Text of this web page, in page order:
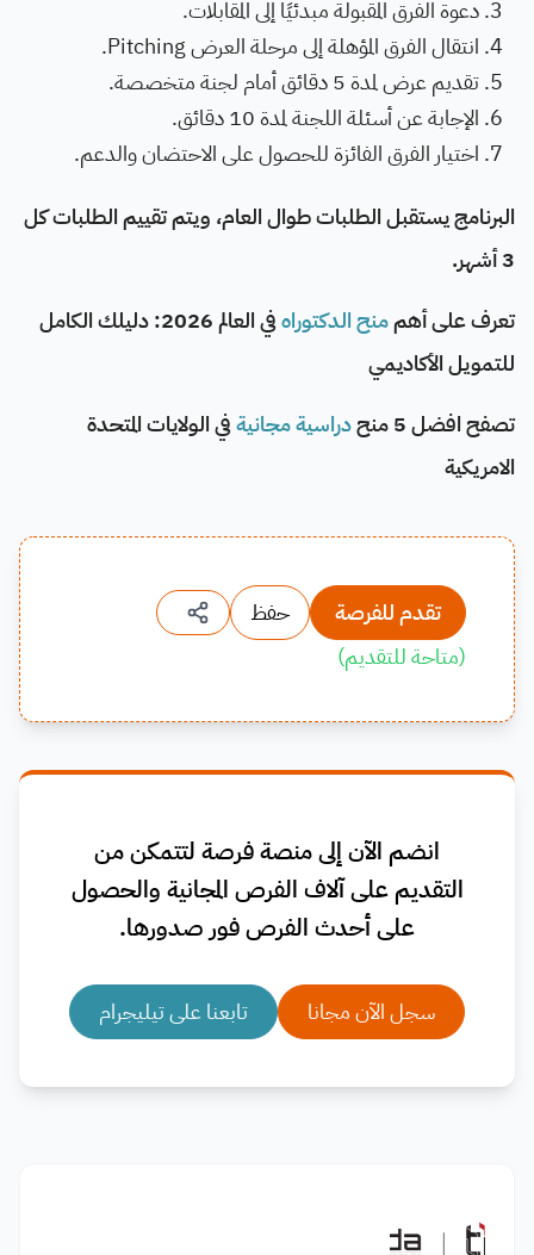
دعوة الفرق المقبولة مبدئيًا إلى المقابلات.
انتقال الفرق المؤهلة إلى مرحلة العرض Pitching.
تقديم عرض لمدة 5 دقائق أمام لجنة متخصصة.
الإجابة عن أسئلة اللجنة لمدة 10 دقائق.
اختيار الفرق الفائزة للحصول على الاحتضان والدعم.
البرنامج يستقبل الطلبات طوال العام، ويتم تقييم الطلبات كل
3 أشهر.
تعرف على أهممنح الدكتوراه
في العالم 2026: دليلك الكامل
للتمويل الأكاديمي
تصفح افضل 5 منح
دراسية مجانيةفي الولايات المتحدة
الامريكية
تقدم للفرصة
حفظ
(متاحة للتقديم)
انضم الآن إلى منصة فرصة لتتمكن من
التقديم على آلاف الفرص المجانية والحصول
على أحدث الفرص فور صدورها.
سجل الآن مجانا تابعنا على تيليجرام